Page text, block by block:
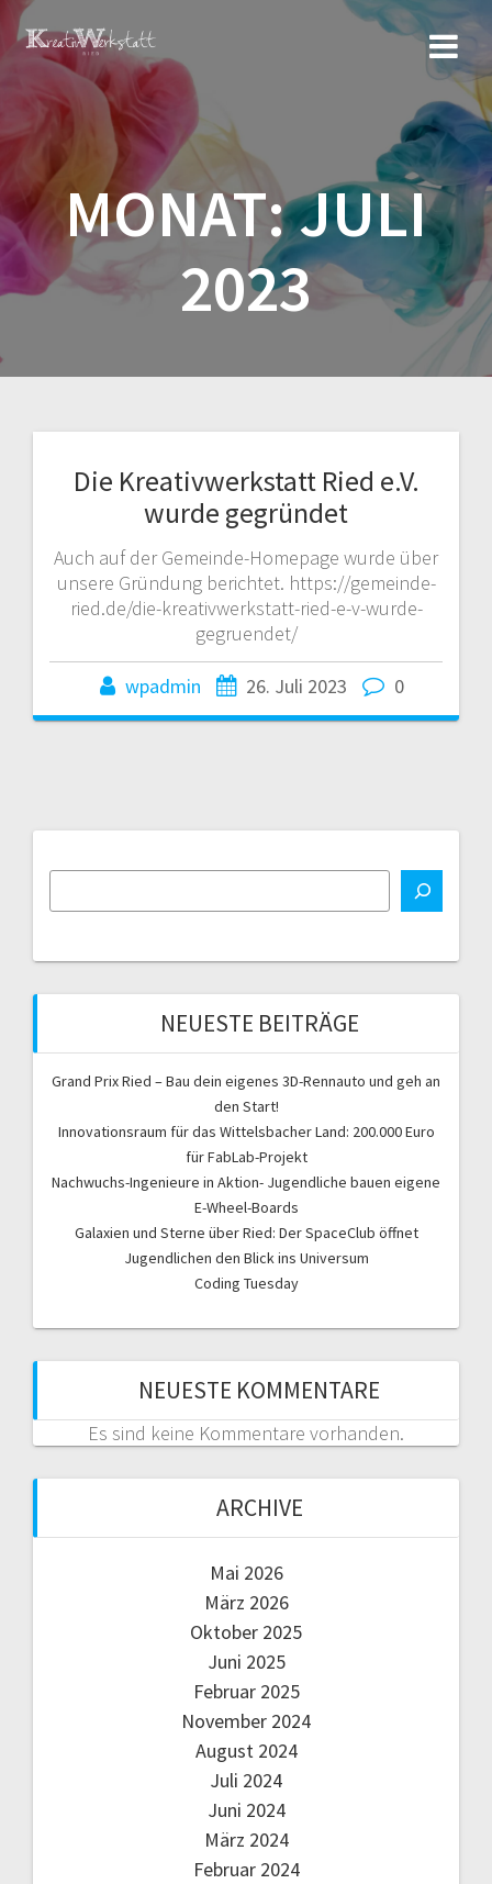
MONAT:JULI
2023
Die Kreativwerkstatt Ried e.V.
wurde gegründet
Auch auf der Gemeinde-Homepage wurde über
unsere Gründung berichtet. https://gemeinde-
ried.de/die-kreativwerkstatt-ried-e-v-wurde-
gegruendet/
wpadmin 26. Juli 2023 0
NEUESTE BEITRÄGE
Grand Prix Ried – Bau dein eigenes 3D-Rennauto und geh an
den Start!
Innovationsraum für das Wittelsbacher Land: 200.000 Euro
für FabLab-Projekt
Nachwuchs-Ingenieure in Aktion- Jugendliche bauen eigene
E-Wheel-Boards
Galaxien und Sterne über Ried: Der SpaceClub öffnet
Jugendlichen den Blick ins Universum
Coding Tuesday
NEUESTE KOMMENTARE
Es sind keine Kommentare vorhanden.
ARCHIVE
Mai 2026
März 2026
Oktober 2025
Juni 2025
Februar 2025
November 2024
August 2024
Juli 2024
Juni 2024
März 2024
Februar 2024